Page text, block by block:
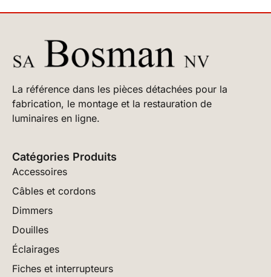
La référence dans les pièces détachées pour la
fabrication, le montage et la restauration de
luminaires en ligne.
Catégories Produits
Accessoires
Câbles et cordons
Dimmers
Douilles
Éclairages
Fiches et interrupteurs